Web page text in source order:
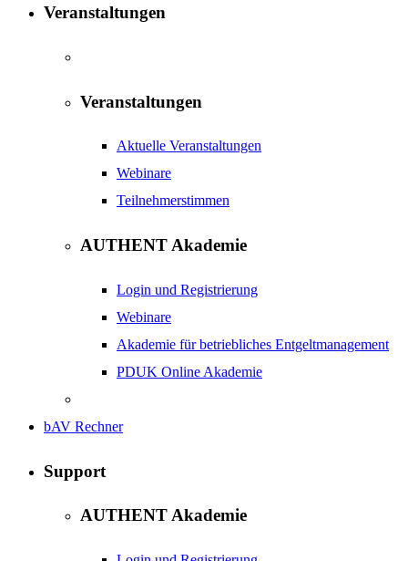
Veranstaltungen
Veranstaltungen
Aktuelle Veranstaltungen
Webinare
Teilnehmerstimmen
AUTHENT Akademie
Login und Registrierung
Webinare
Akademie für betriebliches Entgeltmanagement
PDUK Online Akademie
bAV Rechner
Support
AUTHENT Akademie